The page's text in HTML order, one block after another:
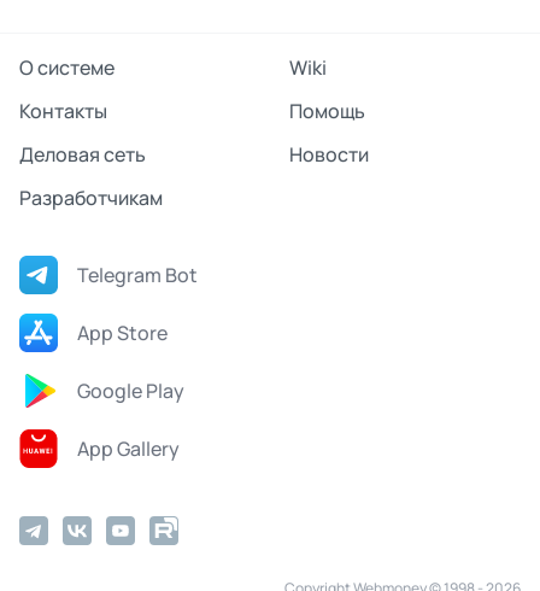
О системе
Wiki
Контакты
Помощь
Деловая сеть
Новости
Разработчикам
Telegram Bot
App Store
Google Play
App Gallery